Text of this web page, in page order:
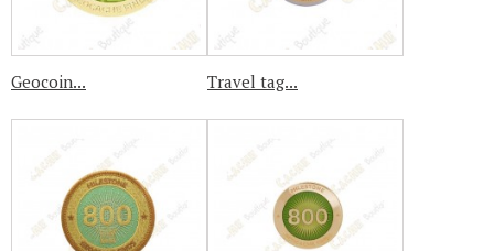
Geocoin... Travel tag...